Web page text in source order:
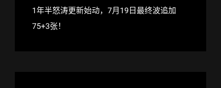
1年半怒涛更新始动，7月19日最终波追加
75+3张！